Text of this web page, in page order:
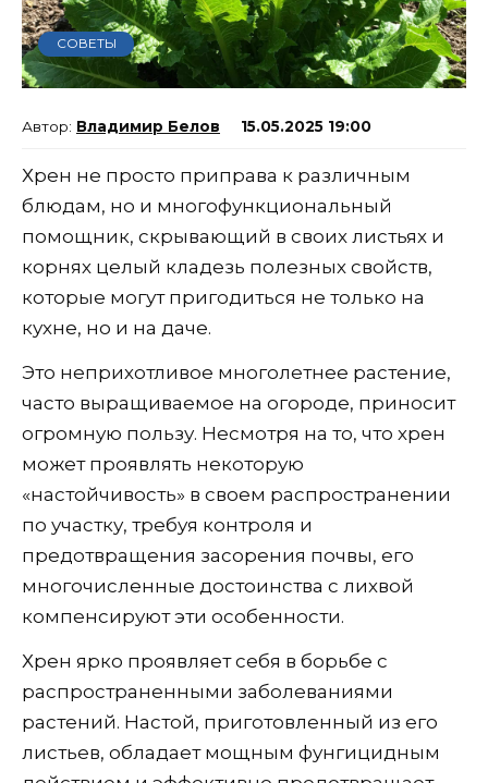
СОВЕТЫ
Владимир Белов 15.05.2025 19:00
Хрен не просто приправа к различным
блюдам, но и многофункциональный
помощник, скрывающий в своих листьях и
корнях целый кладезь полезных свойств,
которые могут пригодиться не только на
кухне, но и на даче.
Это неприхотливое многолетнее растение,
часто выращиваемое на огороде, приносит
огромную пользу. Несмотря на то, что хрен
может проявлять некоторую
«настойчивость» в своем распространении
по участку, требуя контроля и
предотвращения засорения почвы, его
многочисленные достоинства с лихвой
компенсируют эти особенности.
Хрен ярко проявляет себя в борьбе с
распространенными заболеваниями
растений. Настой, приготовленный из его
листьев, обладает мощным фунгицидным